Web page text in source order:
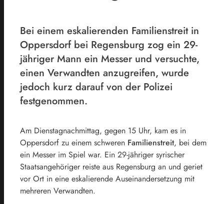
Bei einem eskalierenden Familienstreit in
Oppersdorf bei Regensburg zog ein 29-
jähriger Mann ein Messer und versuchte,
einen Verwandten anzugreifen, wurde
jedoch kurz darauf von der Polizei
festgenommen.
Am Dienstagnachmittag, gegen 15 Uhr, kam es in
Oppersdorf zu einem schweren Familienstreit, bei dem
ein Messer im Spiel war. Ein 29-jähriger syrischer
Staatsangehöriger reiste aus Regensburg an und geriet
vor Ort in eine eskalierende Auseinandersetzung mit
mehreren Verwandten.